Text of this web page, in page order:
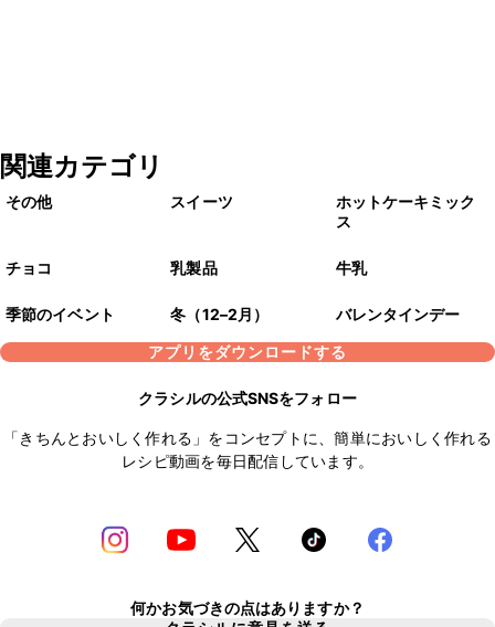
関連カテゴリ
その他 スイーツ
ホットケーキミック
ス
チョコ 乳製品 牛乳
季節のイベント 冬（12–2月）
バレンタインデー
アプリをダウンロードする
クラシルの公式SNSをフォロー
「きちんとおいしく作れる」をコンセプトに、簡単においしく作れる
レシピ動画を毎日配信しています。
何かお気づきの点はありますか？